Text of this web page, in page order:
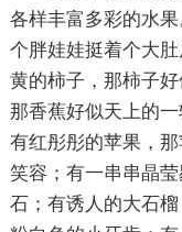
各样丰富多彩的水
个胖娃娃挺着个大
黄的柿子，那柿子
那香蕉好似天上的
有红彤彤的苹果，
笑容；有一串串晶
石；有诱人的大石